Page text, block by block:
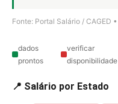
Fonte: Portal Salário / CAGED
dados
prontos
verificar
disponibilidade
📍 Salário por Estado